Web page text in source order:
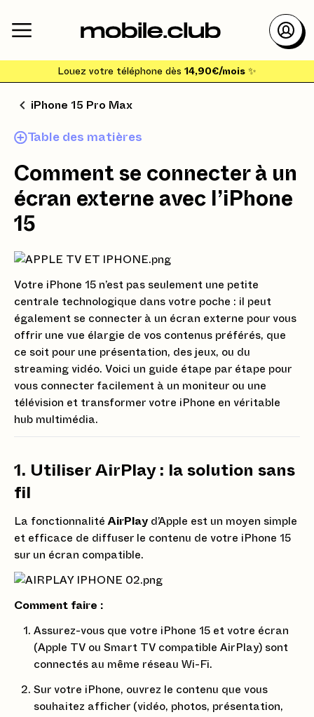
Louez votre téléphone dès 14,90€/mois ✨
iPhone 15 Pro Max
Table des matières
Comment se connecter à un
écran externe avec l’iPhone
15
Votre iPhone 15 n’est pas seulement une petite
centrale technologique dans votre poche : il peut
également se connecter à un écran externe pour vous
offrir une vue élargie de vos contenus préférés, que
ce soit pour une présentation, des jeux, ou du
streaming vidéo. Voici un guide étape par étape pour
vous connecter facilement à un moniteur ou une
télévision et transformer votre iPhone en véritable
hub multimédia.
1. Utiliser AirPlay : la solution sans
fil
La fonctionnalité AirPlay d’Apple est un moyen simple
et efficace de diffuser le contenu de votre iPhone 15
sur un écran compatible.
Comment faire :
Assurez-vous que votre iPhone 15 et votre écran
(Apple TV ou Smart TV compatible AirPlay) sont
connectés au même réseau Wi-Fi.
Sur votre iPhone, ouvrez le contenu que vous
souhaitez afficher (vidéo, photos, présentation,